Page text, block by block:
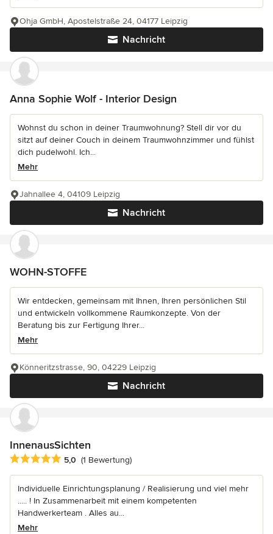
Nachricht
Ohja GmbH, Apostelstraße 24, 04177 Leipzig
Anna Sophie Wolf - Interior Design
Wohnst du schon in deiner Traumwohnung? Stell dir vor du
sitzt auf deiner Couch in deinem Traumwohnzimmer und fühlst
dich pudelwohl. Ich...
Mehr
Nachricht
Jahnallee 4, 04109 Leipzig
WOHN-STOFFE
Wir entdecken, gemeinsam mit Ihnen, Ihren persönlichen Stil
und entwickeln vollkommene Raumkonzepte. Von der
Beratung bis zur Fertigung Ihrer...
Mehr
Nachricht
Könneritzstrasse, 90, 04229 Leipzig
InnenausSichten
Durchschnittliche Bewertung: 5 von 5 Sternen
5,0 (1 Bewertung)
Individuelle Einrichtungsplanung / Realisierung und viel mehr
..... ! In Zusammenarbeit mit einem kompetenten
Handwerkerteam . Alles au...
Mehr